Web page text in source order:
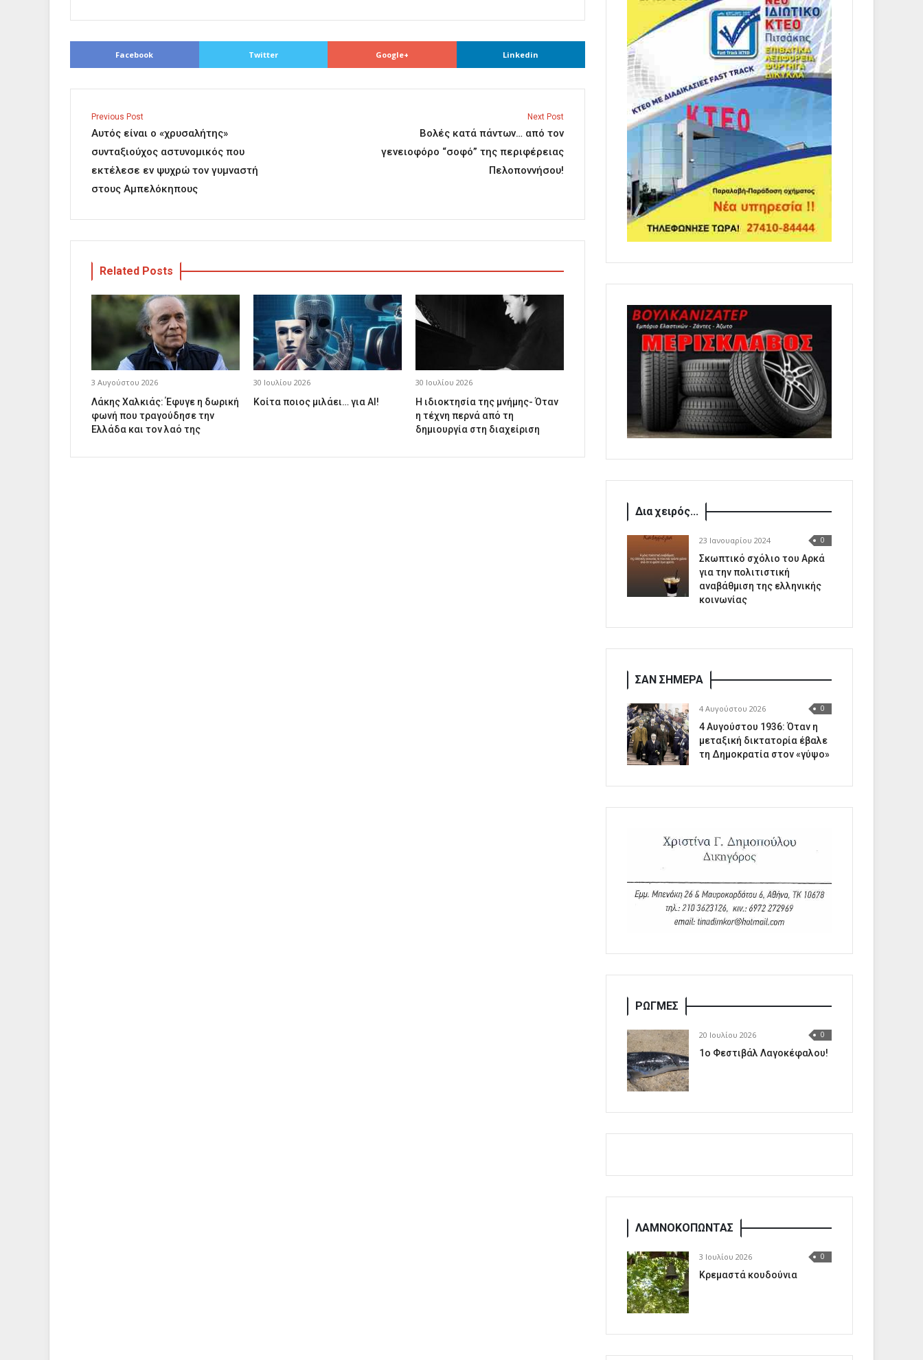
Facebook Twitter Google+ Linkedin
Previous Post
Αυτός είναι ο «χρυσαλήτης»
συνταξιούχος αστυνομικός που
εκτέλεσε εν ψυχρώ τον γυμναστή
στους Αμπελόκηπους
Next Post
Βολές κατά πάντων… από τον
γενειοφόρο “σοφό” της περιφέρειας
Πελοποννήσου!
Related Posts
3 Αυγούστου 2026
Λάκης Χαλκιάς: Έφυγε η δωρική
φωνή που τραγούδησε την
Ελλάδα και τον λαό της
30 Ιουλίου 2026
Κοίτα ποιος μιλάει… για AI!
30 Ιουλίου 2026
Η ιδιοκτησία της μνήμης- Όταν
η τέχνη περνά από τη
δημιουργία στη διαχείριση
Δια χειρός...
23 Ιανουαρίου 2024 0
Σκωπτικό σχόλιο του Αρκά
για την πολιτιστική
αναβάθμιση της ελληνικής
κοινωνίας
ΣΑΝ ΣΗΜΕΡΑ
4 Αυγούστου 2026 0
4 Αυγούστου 1936: Όταν η
μεταξική δικτατορία έβαλε
τη Δημοκρατία στον «γύψο»
ΡΩΓΜΕΣ
20 Ιουλίου 2026 0
1o Φεστιβάλ Λαγοκέφαλου!
ΛΑΜΝΟΚΟΠΩΝΤΑΣ
3 Ιουλίου 2026 0
Κρεμαστά κουδούνια